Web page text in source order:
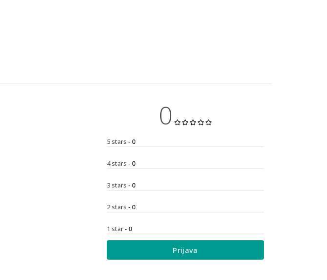
0
5 stars - 0
4 stars - 0
3 stars - 0
2 stars - 0
1 star - 0
Prijava